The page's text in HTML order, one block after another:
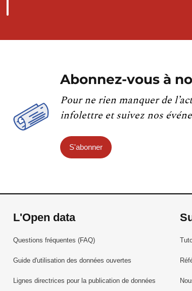
Abonnez-vous à
Pour ne rien manquer de
infolettre et suivez nos
S'abonner
L'Open data
Questions fréquentes (FAQ)
Guide d'utilisation des données ouvertes
Lignes directrices pour la publication de données